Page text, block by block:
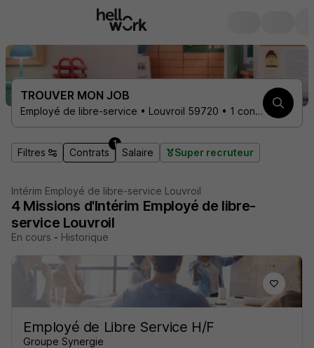
TROUVER MON JOB
Employé de libre-service • Louvroil 59720 • 1 contrat
Filtres Contrats
1
Salaire Super recruteur
Intérim Employé de libre-service Louvroil
4 Missions d'Intérim Employé de libre-
service Louvroil
En cours - Historique
Employé de Libre Service H/F
Groupe Synergie